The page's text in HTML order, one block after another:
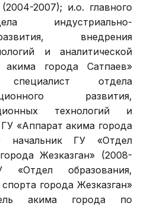
2007); и.о. главного
индустриально-
внедрения
и аналитической
города Сатпаев»
отдела
развития,
технологий и
«Аппарат акима города
начальник ГУ «Отдел
Жезказган» (2008-
«Отдел образования,
города Жезказган»
акима города по